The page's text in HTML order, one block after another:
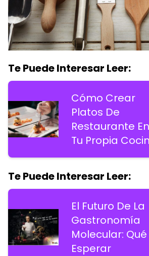
Te Puede Interesar Leer:
Cómo Crear
Platos De
Restaurante En
Tu Propia
Te Puede Interesar Leer:
El Futuro De La
Gastronomía
Molecular: Qué
Esperar